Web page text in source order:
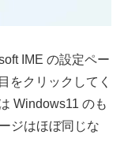
IME の設定ペー
をクリックしてく
Windows11 のも
ジはほぼ同じな